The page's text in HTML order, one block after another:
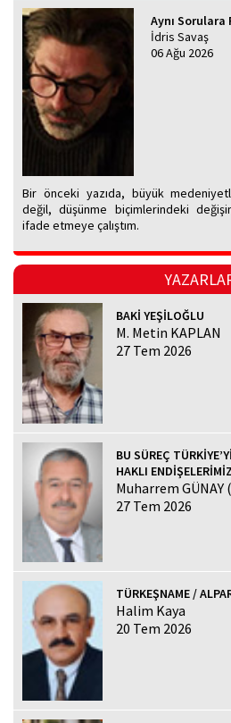
Aynı Sorulara
İdris Savaş
06 Ağu 2026
Bir önceki yazıda, büyük
değil, düşünme biçimlerindeki
ifade etmeye çalıştım.
BAKİ YEŞİLOĞLU
M. Metin KAPLAN
27 Tem 2026
BU SÜREÇ
HAKLI
Muharrem GÜNAY
27 Tem 2026
TÜRKEŞNAME /
Halim Kaya
20 Tem 2026